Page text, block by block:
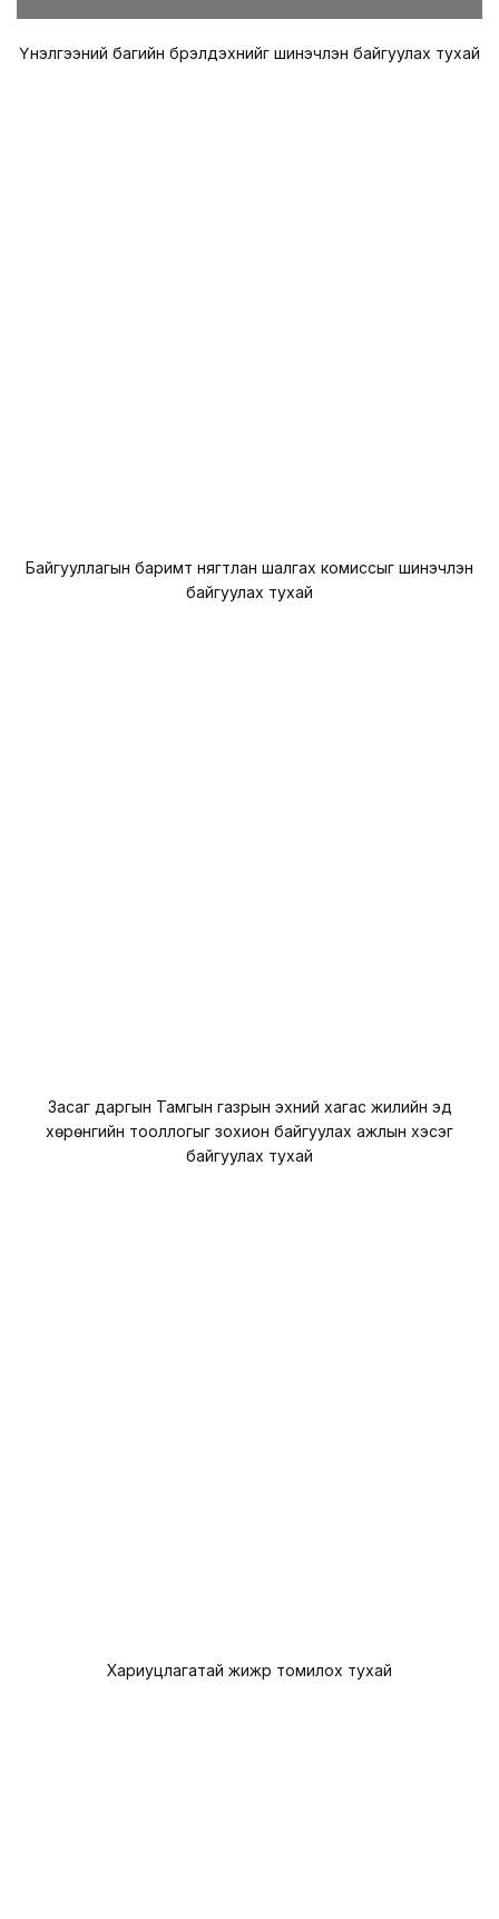
Үнэлгээний багийн бүрэлдэхүүнийг шинэчлэн байгуулах тухай
Байгууллагын баримт нягтлан шалгах комиссыг шинэчлэн
байгуулах тухай
Засаг даргын Тамгын газрын эхний хагас жилийн эд
хөрөнгийн тооллогыг зохион байгуулах ажлын хэсэг
байгуулах тухай
Хариуцлагатай жижүүр томилох тухай